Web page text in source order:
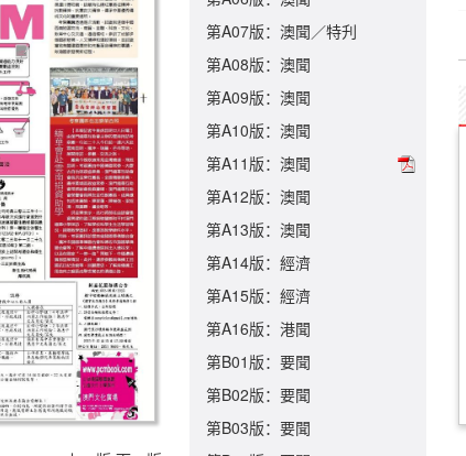
第A07版：澳聞／特刋
第A08版：澳聞
第A09版：澳聞
第A10版：澳聞
第A11版：澳聞
第A12版：澳聞
第A13版：澳聞
第A14版：經濟
第A15版：經濟
第A16版：港聞
第B01版：要聞
第B02版：要聞
第B03版：要聞